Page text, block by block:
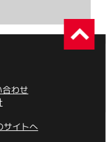
わせ
サイトへ